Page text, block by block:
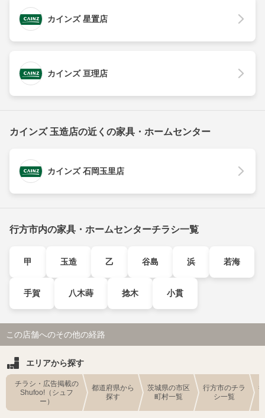
カインズ 星置店
カインズ 亘理店
カインズ 玉造店の近くの家具・ホームセンター
カインズ 石岡玉里店
行方市内の家具・ホームセンターチラシ一覧
甲 玉造 乙 谷島 浜 若海
手賀 八木蒔 捻木 小貫
この店舗へのその他の経路
エリアから探す
チラシ・広告掲載の
Shufoo!（シュフ
ー）
都道府県から
探す
茨城県の市区
町村一覧
行方市のチラ
シ一覧